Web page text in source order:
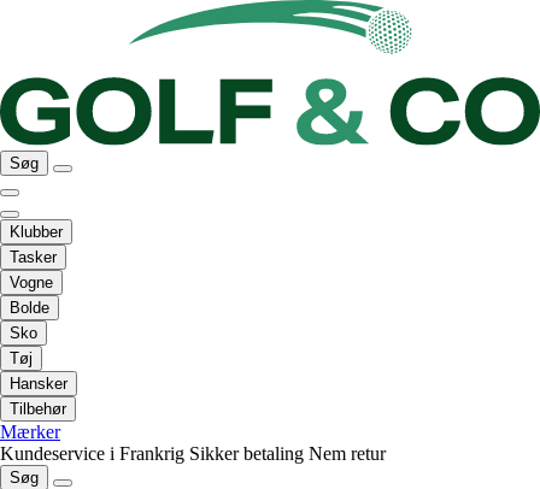
Søg
Klubber
Tasker
Vogne
Bolde
Sko
Tøj
Hansker
Tilbehør
Mærker
Kundeservice i Frankrig Sikker betaling Nem retur
Søg